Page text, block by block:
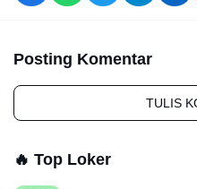
Posting Komentar
TULIS
🔥 Top Loker